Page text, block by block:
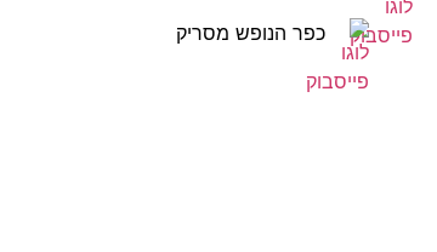
כפר הנופש מסריק